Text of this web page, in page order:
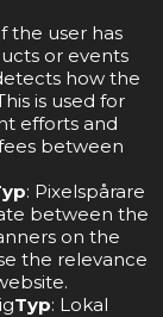
the user has
or events
how the
is used for
efforts and
between
: Pixelspårare
between the
on the
the relevance
Typ: Lokal